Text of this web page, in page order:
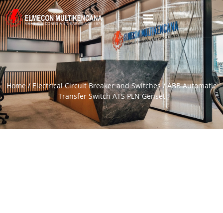
Home/Electrical Circuit Breaker and Switches/ ABB Automatic
Transfer Switch ATS PLN Genset